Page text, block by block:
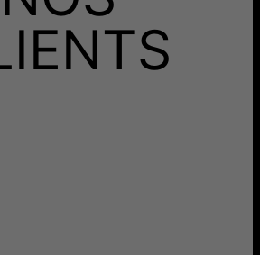
comprennent le temps de